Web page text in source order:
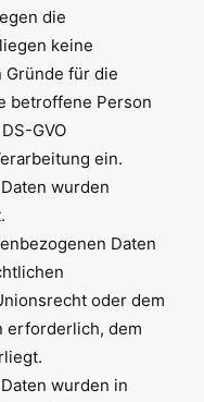
die
keine
für die
betroffene Person
GVO
ein.
wurden
Daten
oder dem
erforderlich, dem
wurden in